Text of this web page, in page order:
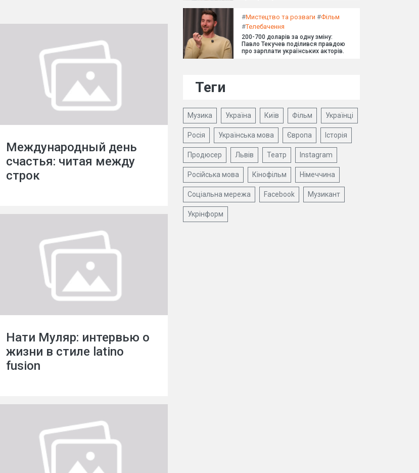
Международный день
счастья: читая между
строк
Нати Муляр: интервью о
жизни в стиле latino
fusion
#Мистецтво та розваги #Фільм
#Телебачення
200-700 доларів за одну зміну:
Павло Текучев поділився правдою
про зарплати українських акторів.
Теги
Музика Україна Київ Фільм Українці
Росія Українська мова Європа Історія
Продюсер Львів Театр Instagram
Російська мова Кінофільм Німеччина
Соціальна мережа Facebook Музикант
Укрінформ